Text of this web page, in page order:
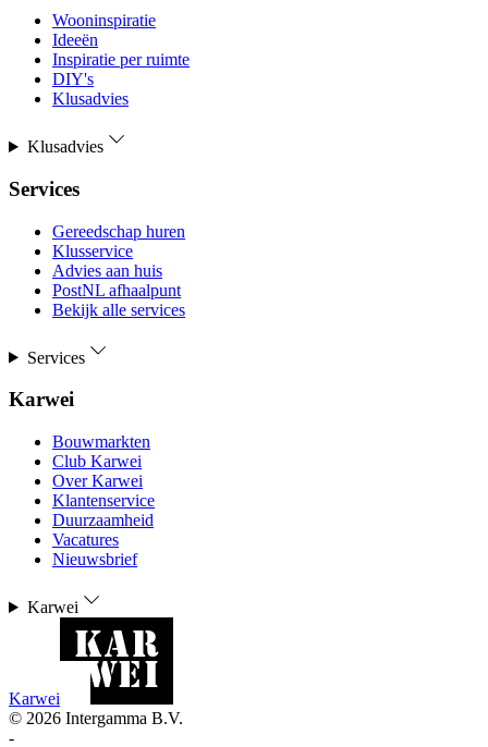
Wooninspiratie
Ideeën
Inspiratie per ruimte
DIY's
Klusadvies
Klusadvies
Services
Gereedschap huren
Klusservice
Advies aan huis
PostNL afhaalpunt
Bekijk alle services
Services
Karwei
Bouwmarkten
Club Karwei
Over Karwei
Klantenservice
Duurzaamheid
Vacatures
Nieuwsbrief
Karwei
Karwei
© 2026 Intergamma B.V.
-